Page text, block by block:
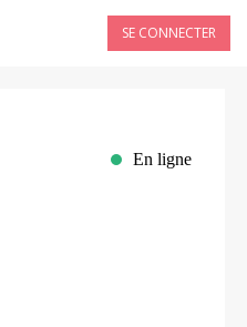
SE CONNECTER
En ligne